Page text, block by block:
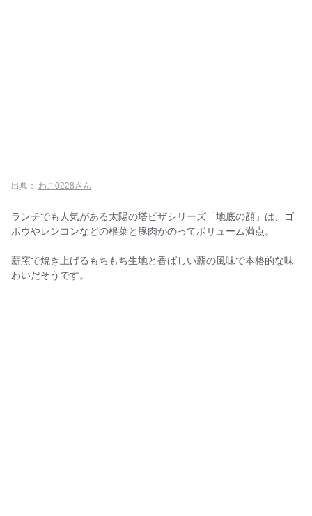
出典： わこ0228さん
ランチでも人気がある太陽の塔ピザシリーズ「地底の顔」は、ゴ
ボウやレンコンなどの根菜と豚肉がのってボリューム満点。
薪窯で焼き上げるもちもち生地と香ばしい薪の風味で本格的な味
わいだそうです。